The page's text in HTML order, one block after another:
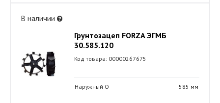
В наличии
Грунтозацеп FORZA ЭГМБ
30.585.120
Код товара: 00000267675
Наружный O 585 мм